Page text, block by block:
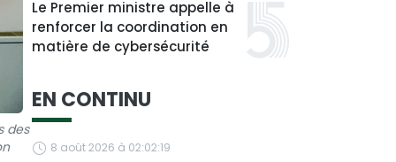
des
Le Premier ministre appelle à
renforcer la coordination en
matière de cybersécurité
EN CONTINU
8 août 2026 à 02:02:19